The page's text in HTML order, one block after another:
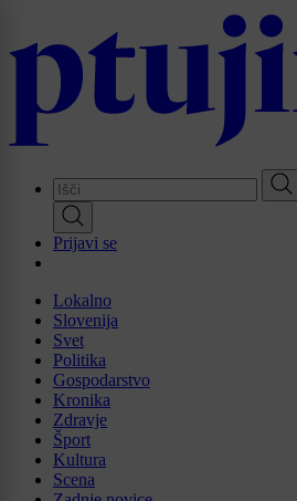
main
Prijavi se
Lokalno
Slovenija
Svet
Politika
Gospodarstvo
Kronika
Zdravje
Šport
Kultura
Scena